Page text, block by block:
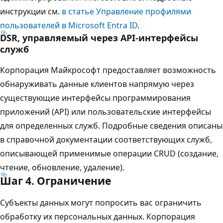
инструкции см. в статье Управление профилями
пользователей в Microsoft Entra ID.
DSR, управляемый через API-интерфейсы
служб
Корпорация Майкрософт предоставляет возможность
обнаруживать данные клиентов напрямую через
существующие интерфейсы программирования
приложений (API) или пользовательские интерфейсы
для определенных служб. Подробные сведения описаны
в справочной документации соответствующих служб,
описывающей применимые операции CRUD (создание,
чтение, обновление, удаление).
Шаг 4. Ограничение
Субъекты данных могут попросить вас ограничить
обработку их персональных данных. Корпорация